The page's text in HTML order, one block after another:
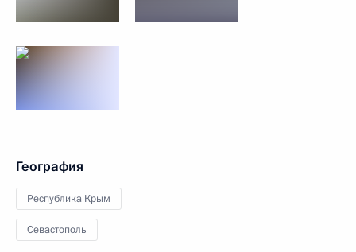
География
Республика Крым
Севастополь